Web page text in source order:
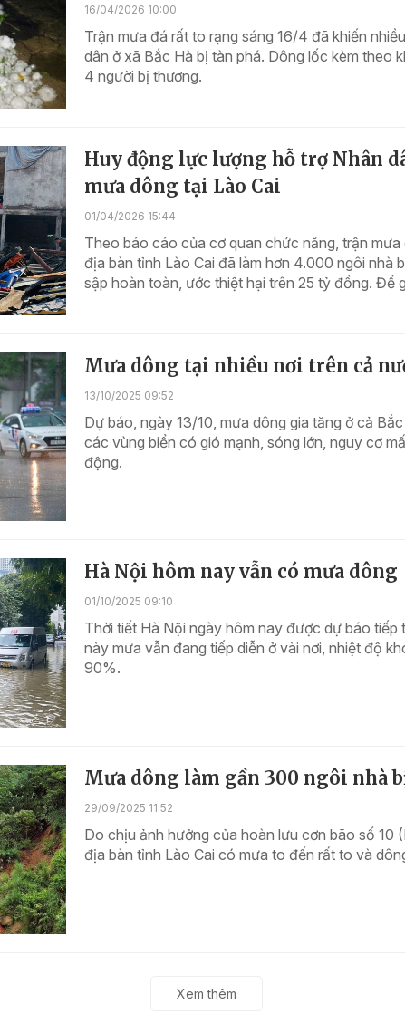
16/04/2026 10:00
Trận mưa đá rất to rạng sáng 16/4 đã khiến
dân ở xã Bắc Hà bị tàn phá. Dông lốc kèm theo
4 người bị thương.
Huy động lực lượng hỗ trợ Nhân
mưa dông tại Lào Cai
01/04/2026 15:44
Theo báo cáo của cơ quan chức năng, trận
địa bàn tỉnh Lào Cai đã làm hơn 4.000 ngôi nhà
sập hoàn toàn, ước thiệt hại trên 25 tỷ đồng. Để
Mưa dông tại nhiều nơi trên cả
13/10/2025 09:52
Dự báo, ngày 13/10, mưa dông gia tăng ở cả
các vùng biển có gió mạnh, sóng lớn, nguy cơ
động.
Hà Nội hôm nay vẫn có mưa dông
01/10/2025 09:10
Thời tiết Hà Nội ngày hôm nay được dự báo tiếp
này mưa vẫn đang tiếp diễn ở vài nơi, nhiệt độ
90%.
Mưa dông làm gần 300 ngôi nhà
29/09/2025 11:52
Do chịu ảnh hưởng của hoàn lưu cơn bão số 10
địa bàn tỉnh Lào Cai có mưa to đến rất to và
Xem thêm